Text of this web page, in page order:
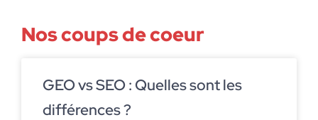
Nos coups de coeur
GEO vs SEO : Quelles sont les
différences ?